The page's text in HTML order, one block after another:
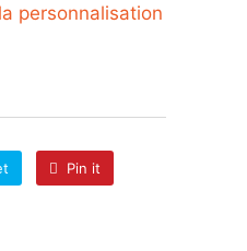
personnalisation
Pin it